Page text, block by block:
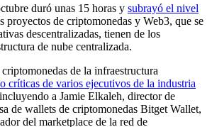
duró unas 15 horas y subrayó el nivel
proyectos de criptomonedas y Web3, que se
descentralizadas, tienen de los
de nube centralizada.
de la infraestructura
críticas de varios ejecutivos de la industria
a Jamie Elkaleh, director de
de wallets de criptomonedas Bitget Wallet,
del marketplace de la red de